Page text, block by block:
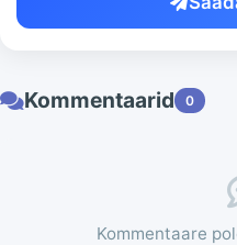
Kommentaarid 0
Kommentaare